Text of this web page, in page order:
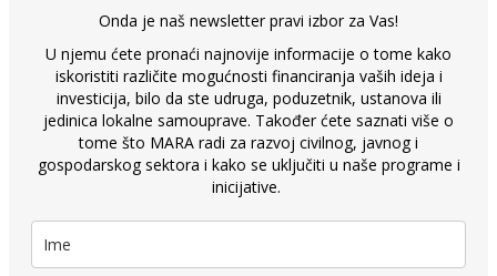
Onda je naš newsletter pravi izbor za Vas!
U njemu ćete pronaći najnovije informacije o tome kako
iskoristiti različite mogućnosti financiranja vaših ideja i
investicija, bilo da ste udruga, poduzetnik, ustanova ili
jedinica lokalne samouprave. Također ćete saznati više o
tome što MARA radi za razvoj civilnog, javnog i
gospodarskog sektora i kako se uključiti u naše programe i
inicijative.